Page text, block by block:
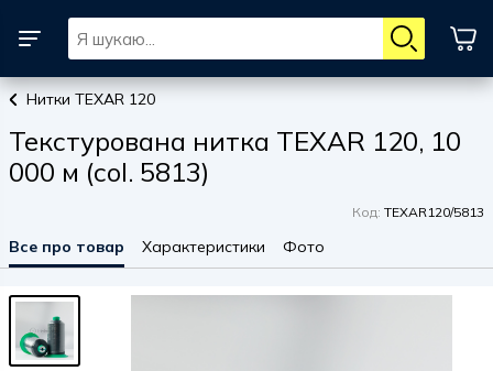
Нитки TEXAR 120
Текстурована нитка TEXAR 120, 10
000 м (col. 5813)
Код: TEXAR120/5813
Все про товар Характеристики Фото